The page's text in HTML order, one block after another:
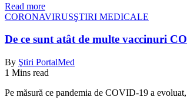
Read more
CORONAVIRUSŞTIRI MEDICALE
De ce sunt atât de multe vaccinuri
By Ştiri PortalMed
1 Mins read
Pe măsură ce pandemia de COVID-19 a